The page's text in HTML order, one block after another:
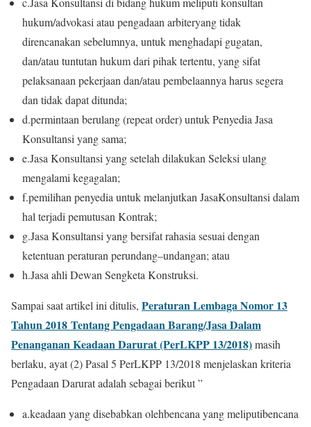
hukum/advokasi atau pengadaan arbiteryang tidak
direncanakan sebelumnya, untuk menghadapi gugatan,
dan/atau tuntutan hukum dari pihak tertentu, yang sifat
pelaksanaan pekerjaan dan/atau pembelaannya harussegera
dan tidak dapat ditunda;
d.permintaan berulang (repeat order) untuk Penyedia Jasa
Konsultansi yang sama;
e.Jasa Konsultansi yang setelah dilakukan Seleksi ulang
mengalami kegagalan;
f.pemilihan penyedia untuk melanjutkan JasaKonsultansi dalam
hal terjadi pemutusan Kontrak;
g.Jasa Konsultansi yang bersifat rahasia sesuai dengan
ketentuan peraturan perundang–undangan; atau
h.Jasa ahli Dewan Sengketa Konstruksi.
Sampai saat artikel ini ditulis, Peraturan Lembaga Nomor 13
Tahun 2018 Tentang Pengadaan Barang/Jasa Dalam
Penanganan Keadaan Darurat (PerLKPP 13/2018)masih
berlaku, ayat (2) Pasal 5 PerLKPP 13/2018 menjelaskan kriteria
Pengadaan Darurat adalah sebagai berikut ”
a.keadaan yang disebabkan olehbencana yang meliputibencana